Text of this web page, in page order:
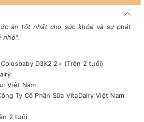
ăn tốt nhất cho sức khỏe và sự phát
nhỏ".
D3K2 2+ (Trên 2 tuổi)
Việt Nam
Ty Cổ Phần Sữa VitaDairy Việt Nam
2 tuổi